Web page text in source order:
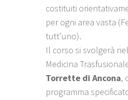
costituiti
per ogni area vasta
tutt’uno).
Il corso si svolgerà
Medicina
Torrette di Ancona,
programma